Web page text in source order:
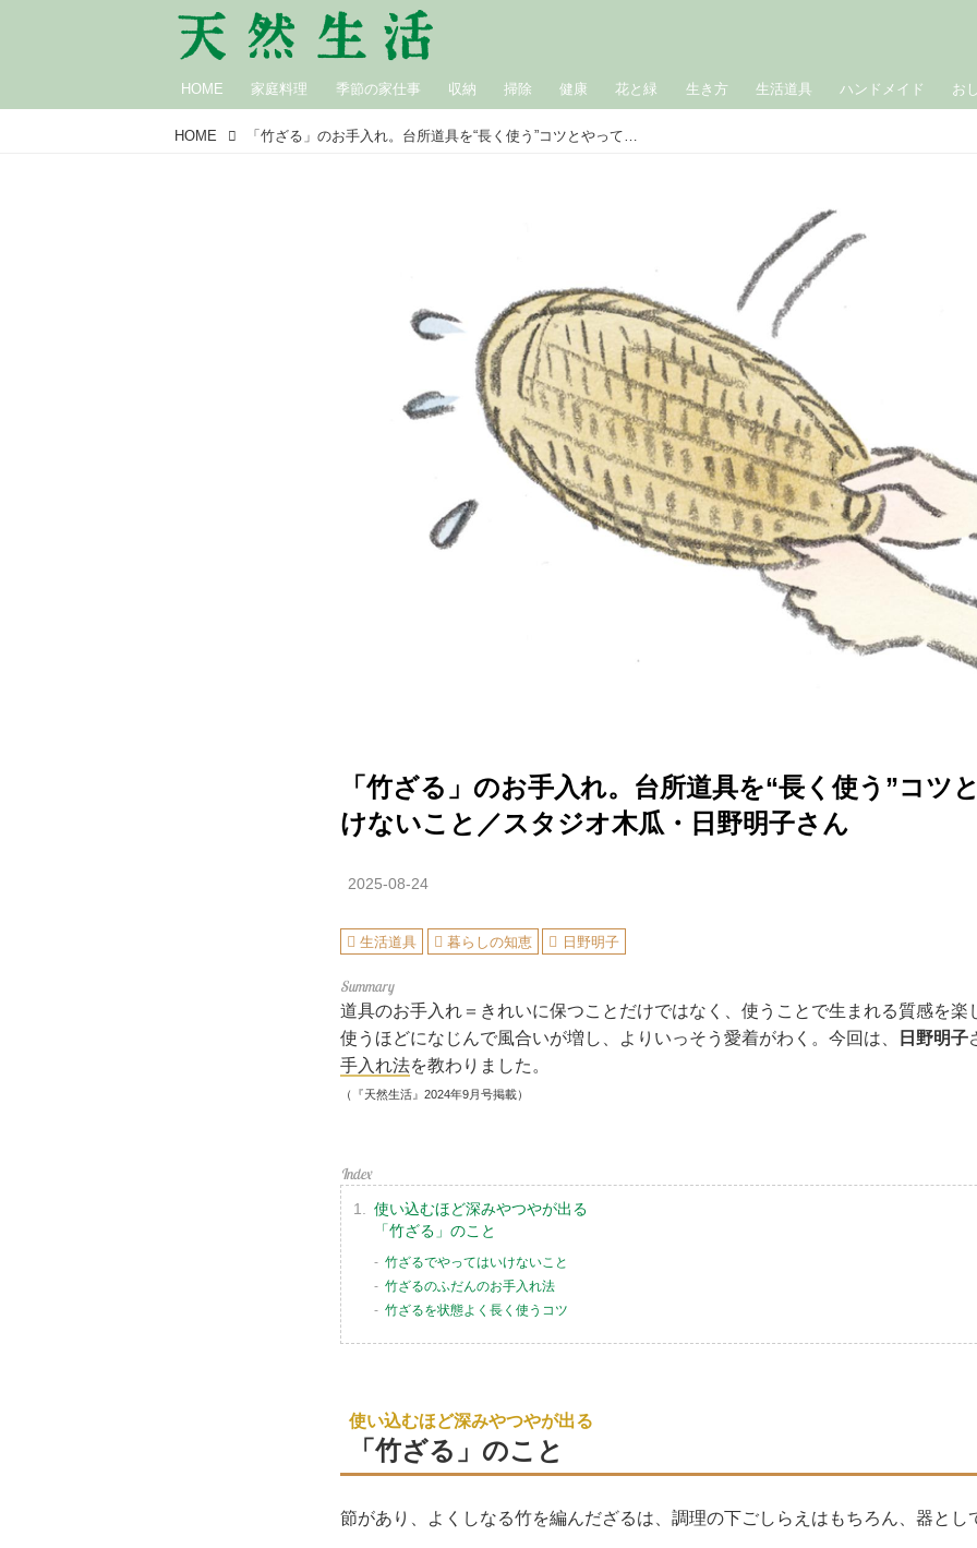
HOME 家庭料理 季節の家仕事 収納 掃除 健康 花と緑 生き方 生活道具 ハンドメイド お
HOME 「竹ざる」のお手入れ。台所道具を“長く使う”コツとやってはいけないこと／スタジオ木瓜・日野明子さん
「竹ざる」のお手入れ。台所道具を“長く使う”コツ
けないこと／スタジオ木瓜・日野明子さん
2025-08-24
生活道具 暮らしの知恵 日野明子
道具のお手入れ＝きれいに保つことだけではなく、使うことで生まれる質感を楽
使うほどになじんで風合いが増し、よりいっそう愛着がわく。今回は、
日野明子
手入れ法を教わりました。
（『天然生活』2024年9月号掲載）
使い込むほど深みやつやが出る
「竹ざる」のこと
竹ざるでやってはいけないこと
竹ざるのふだんのお手入れ法
竹ざるを状態よく長く使うコツ
使い込むほど深みやつやが出る
「竹ざる」のこと
節があり、よくしなる竹を編んだざるは、調理の下ごしらえはもちろん、器とし